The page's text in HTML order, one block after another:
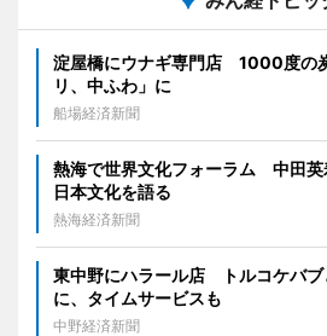
淀屋橋にウナギ専門店 1000度の
リ、中ふわ」に
船場経済新聞
熱海で世界文化フォーラム 中田英
日本文化を語る
熱海経済新聞
東中野にハラール店 トルコケバブ
に、タイムサービスも
中野経済新聞